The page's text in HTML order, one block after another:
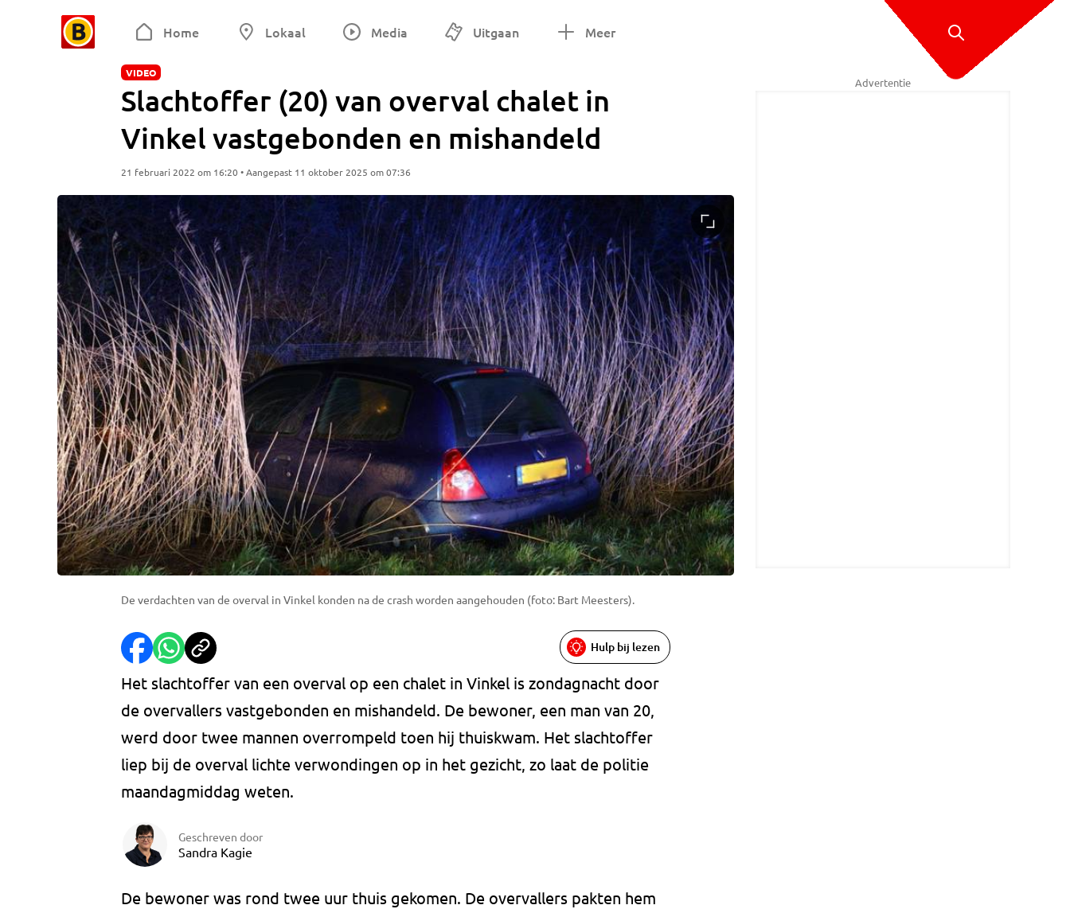
Home Lokaal Media Uitgaan Meer
VIDEO
Slachtoffer (20) van overval chalet in
Vinkel vastgebonden en mishandeld
21 februari 2022 om 16:20 • Aangepast 11 oktober 2025 om 07:36
De verdachten van de overval in Vinkel konden na de crash worden aangehouden (foto: Bart Meesters).
Hulp bij lezen
Het slachtoffer van een overval op een chalet in Vinkel is zondagnacht door
de overvallers vastgebonden en mishandeld. De bewoner, een man van 20,
werd door twee mannen overrompeld toen hij thuiskwam. Het slachtoffer
liep bij de overval lichte verwondingen op in het gezicht, zo laat de politie
maandagmiddag weten.
Geschreven door
Sandra Kagie
De bewoner was rond twee uur thuis gekomen. De overvallers pakten hem
Advertentie